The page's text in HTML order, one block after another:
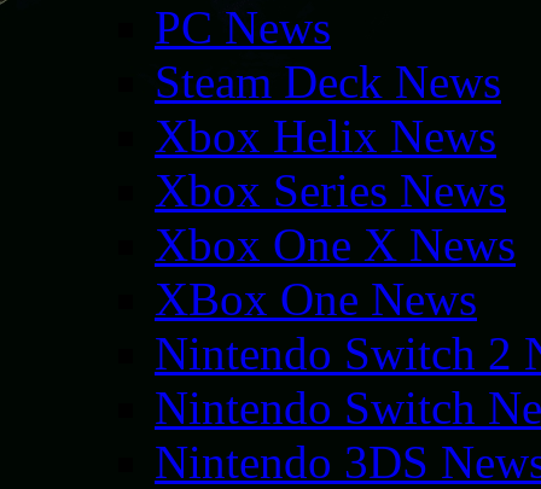
PC News
Steam Deck News
Xbox Helix News
Xbox Series News
Xbox One X News
XBox One News
Nintendo Switch 2
Nintendo Switch
Nintendo 3DS